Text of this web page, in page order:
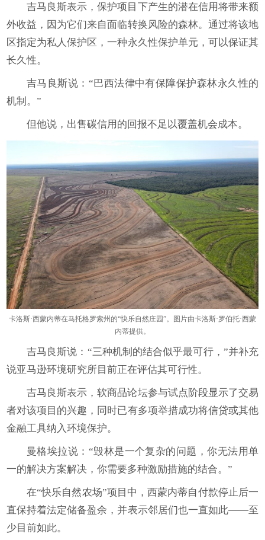
吉马良斯表示，保护项目下产生的潜在信用将带来额
外收益，因为它们来自面临转换风险的森林。通过将该地
区指定为私人保护区，一种永久性保护单元，可以保证其
长久性。
吉马良斯说：“巴西法律中有保障保护森林永久性的
机制。”
但他说，出售碳信用的回报不足以覆盖机会成本。
卡洛斯·西蒙内蒂在马托格罗索州的“快乐自然庄园”。图片由卡洛斯·罗伯托·西蒙
内蒂提供。
吉马良斯说：“三种机制的结合似乎最可行，”并补充
说亚马逊环境研究所目前正在评估其可行性。
吉马良斯表示，软商品论坛参与试点阶段显示了交易
者对该项目的兴趣，同时已有多项举措成功将信贷或其他
金融工具纳入环境保护。
曼格埃拉说：“毁林是一个复杂的问题，你无法用单
一的解决方案解决，你需要多种激励措施的结合。”
在“快乐自然农场”项目中，西蒙内蒂自付款停止后一
直保持着法定储备盈余，并表示邻居们也一直如此——至
少目前如此。